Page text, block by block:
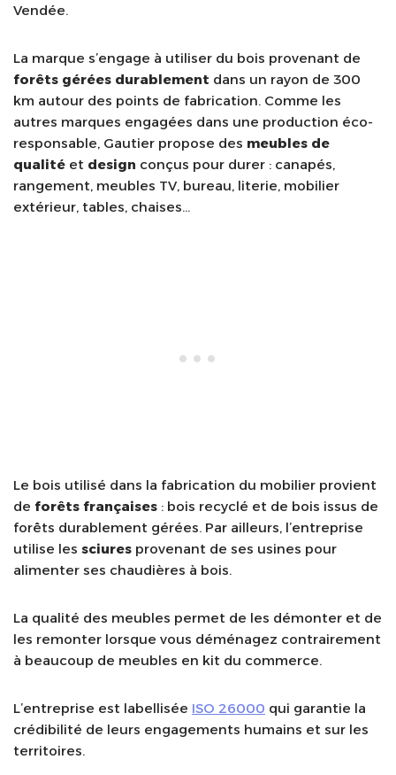
Vendée.
La marque s’engage à utiliser du bois provenant de
forêts gérées durablement dans un rayon de 300
km autour des points de fabrication. Comme les
autres marques engagées dans une production éco-
responsable, Gautier propose des meubles de
qualité et design conçus pour durer : canapés,
rangement, meubles TV, bureau, literie, mobilier
extérieur, tables, chaises…
Le bois utilisé dans la fabrication du mobilier provient
de forêts françaises : bois recyclé et de bois issus de
forêts durablement gérées. Par ailleurs, l’entreprise
utilise les sciures provenant de ses usines pour
alimenter ses chaudières à bois.
La qualité des meubles permet de les démonter et de
les remonter lorsque vous déménagez contrairement
à beaucoup de meubles en kit du commerce.
L’entreprise est labellisée ISO 26000 qui garantie la
crédibilité de leurs engagements humains et sur les
territoires.